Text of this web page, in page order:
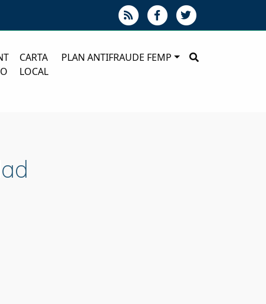
CARTA
LOCAL
PLAN ANTIFRAUDE FEMP